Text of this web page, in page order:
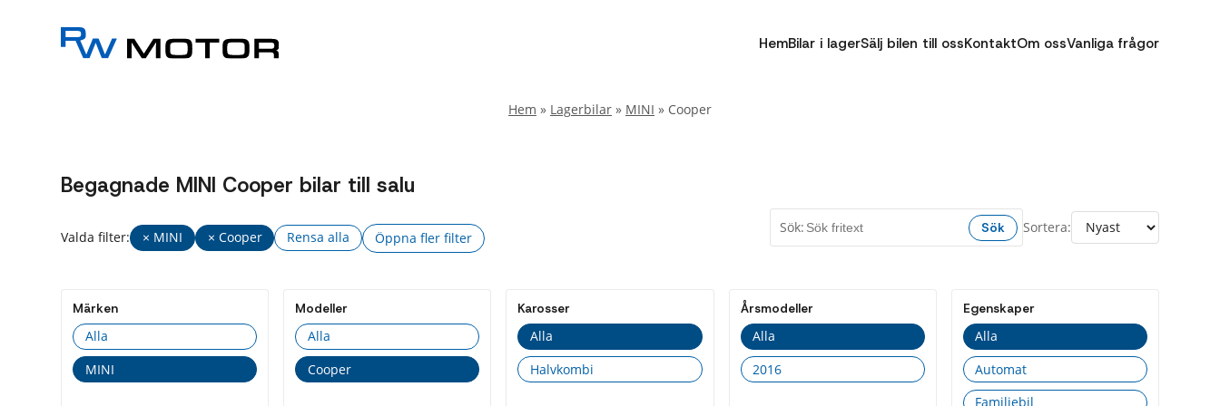
HemBilar i lagerSälj bilen till ossKontaktOm ossVanliga frågor
Hem » Lagerbilar » MINI » Cooper
Begagnade MINI Cooper bilar till salu
Valda filter: × MINI × Cooper Rensa alla Öppna fler filter
Sök: Sök Sortera:
Märken
Alla
MINI
Modeller
Alla
Cooper
Karosser
Alla
Halvkombi
Årsmodeller
Alla
2016
Egenskaper
Alla
Automat
Familjebil